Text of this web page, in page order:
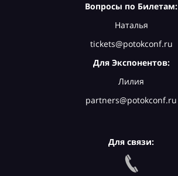
Вопросы по Билетам:
Наталья
tickets@potokconf.ru
Для Экспонентов:
Лилия
partners@potokconf.ru
Для связи: